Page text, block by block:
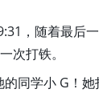
，随着最后
次打铁。
同学小 G！